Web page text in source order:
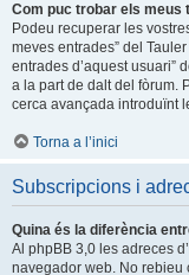
Com puc trobar els meus
Podeu recuperar les
meves entrades” del
entrades d’aquest usuari”
a la part de dalt del fòrum.
cerca avançada introduïnt
Torna a l’inici
Subscripcions i
Quina és la diferència
Al phpBB 3,0 les adreces
navegador web. No rebieu